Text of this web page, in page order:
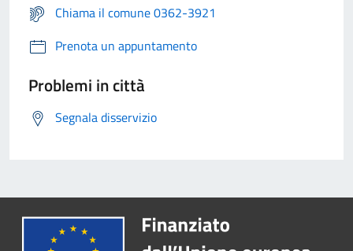
Chiama il comune 0362-3921
Prenota un appuntamento
Problemi in città
Segnala disservizio